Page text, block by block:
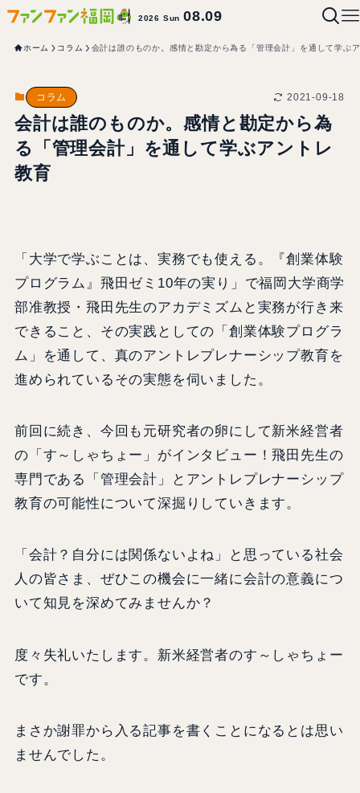
2026 Sun08.09
ホーム コラム 会計は誰のものか。感情と勘定から為る「管理会計」を通して学ぶ
コラム 2021-09-18
会計は誰のものか。感情と勘定から為
る「管理会計」を通して学ぶアントレ
教育
「大学で学ぶことは、実務でも使える。『創業体験
プログラム』飛田ゼミ10年の実り」で福岡大学商学
部准教授・飛田先生のアカデミズムと実務が行き来
できること、その実践としての「創業体験プログラ
ム」を通して、真のアントレプレナーシップ教育を
進められているその実態を伺いました。
前回に続き、今回も元研究者の卵にして新米経営者
の「す～しゃちょー」がインタビュー！飛田先生の
専門である「管理会計」とアントレプレナーシップ
教育の可能性について深掘りしていきます。
「会計？自分には関係ないよね」と思っている社会
人の皆さま、ぜひこの機会に一緒に会計の意義につ
いて知見を深めてみませんか？
度々失礼いたします。新米経営者のす～しゃちょー
です。
まさか謝罪から入る記事を書くことになるとは思い
ませんでした。